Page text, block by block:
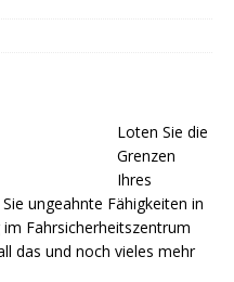
Loten Sie die
Grenzen
Ihres
ungeahnte Fähigkeiten in
Fahrsicherheitszentrum
das und noch vieles mehr